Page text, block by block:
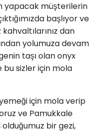
yapacak müşterilerin
başlıyor ve
dan
yolumuza devam
taşı olan onyx
sizler için mola
için mola verip
ve Pamukkale
bir gezi,